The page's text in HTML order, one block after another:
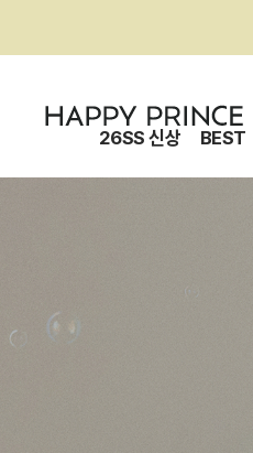
26SS 신상 BEST